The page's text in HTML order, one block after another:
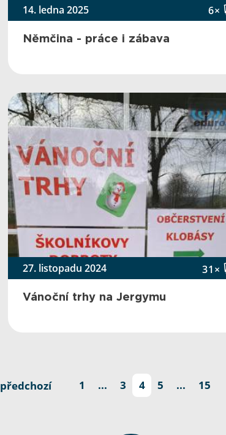
14. ledna 2025 6×
Němčina - práce i zábava
27. listopadu 2024 31×
Vánoční trhy na Jergymu
předchozí 1 ... 3 4 5 ... 15